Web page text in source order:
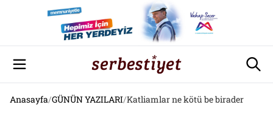
Anasayfa/GÜNÜN YAZILARI/Katliamlar ne kötü be birader